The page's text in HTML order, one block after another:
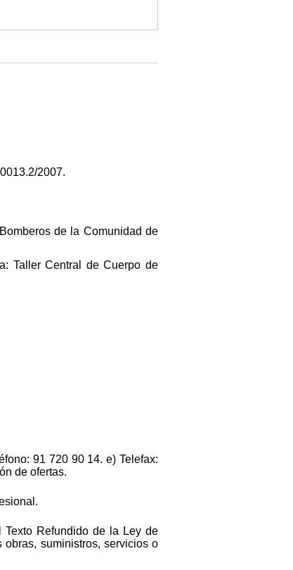
2007.
de la Comunidad de
Taller Central de Cuerpo de
91 720 90 14. e) Telefax:
de ofertas.
Refundido de la Ley de
suministros, servicios o